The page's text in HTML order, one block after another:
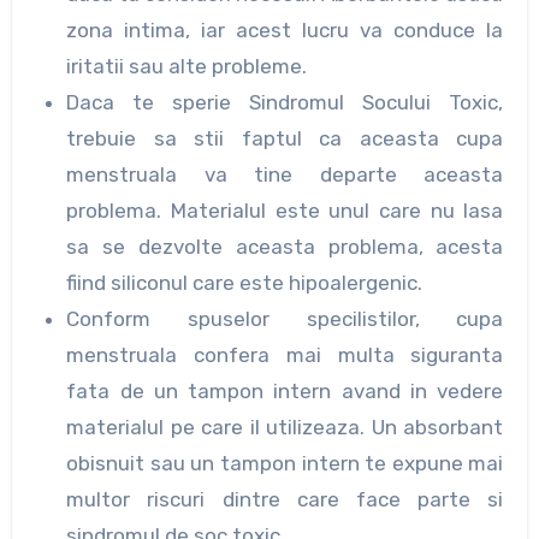
zona intima, iar acest lucru va conduce la
iritatii sau alte probleme.
Daca te sperie Sindromul Socului Toxic,
trebuie sa stii faptul ca aceasta cupa
menstruala va tine departe aceasta
problema. Materialul este unul care nu lasa
sa se dezvolte aceasta problema, acesta
fiind siliconul care este hipoalergenic.
Conform spuselor specilistilor, cupa
menstruala confera mai multa siguranta
fata de un tampon intern avand in vedere
materialul pe care il utilizeaza. Un absorbant
obisnuit sau un tampon intern te expune mai
multor riscuri dintre care face parte si